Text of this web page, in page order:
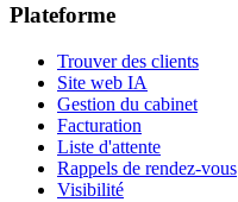
Plateforme
Trouver des clients
Site web IA
Gestion du cabinet
Facturation
Liste d'attente
Rappels de rendez-vous
Visibilité